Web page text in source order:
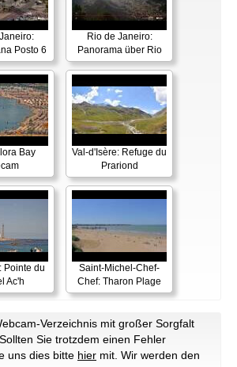
Posto 6
Rio de Janeiro:
Panorama über Rio
Bay
Val-d'Isère: Refuge du
Prariond
Pointe du
Ac'h
Saint-Michel-Chef-
Chef: Tharon Plage
Verzeichnis mit großer Sorgfalt
Sie trotzdem einen Fehler
uns dies bitte hier mit. Wir werden den